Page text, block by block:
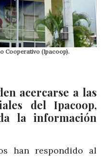
Cooperativo (Ipacoop).
acercarse a las
del Ipacoop,
la información
han respondido al